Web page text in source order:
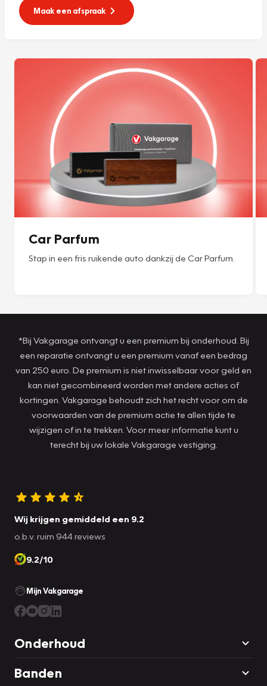
Maak een afspraak
Car Parfum
Stap in een fris ruikende auto dankzij de Car Parfum.
*Bij Vakgarage ontvangt u een premium bij onderhoud. Bij
een reparatie ontvangt u een premium vanaf een bedrag
van 250 euro. De premium is niet inwisselbaar voor geld en
kan niet gecombineerd worden met andere acties of
kortingen. Vakgarage behoudt zich het recht voor om de
voorwaarden van de premium actie te allen tijde te
wijzigen of in te trekken. Voor meer informatie kunt u
terecht bij uw lokale Vakgarage vestiging.
Wij krijgen gemiddeld een 9.2
o.b.v. ruim 944 reviews
9.2/10
Mijn Vakgarage
Onderhoud
Banden